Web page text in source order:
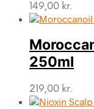
149,00 kr.
250ml
219,00 kr.